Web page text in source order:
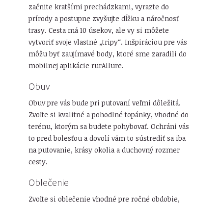
začnite kratšími prechádzkami, vyrazte do
prírody a postupne zvyšujte dĺžku a náročnosť
trasy. Cesta má 10 úsekov, ale vy si môžete
vytvoriť svoje vlastné „tripy“. Inšpiráciou pre vás
môžu byť zaujímavé body, ktoré sme zaradili do
mobilnej aplikácie rurAllure.
Obuv
Obuv pre vás bude pri putovaní veľmi dôležitá.
Zvoľte si kvalitné a pohodlné topánky, vhodné do
terénu, ktorým sa budete pohybovať. Ochráni vás
to pred bolesťou a dovolí vám to sústrediť sa iba
na putovanie, krásy okolia a duchovný rozmer
cesty.
Oblečenie
Zvoľte si oblečenie vhodné pre ročné obdobie,